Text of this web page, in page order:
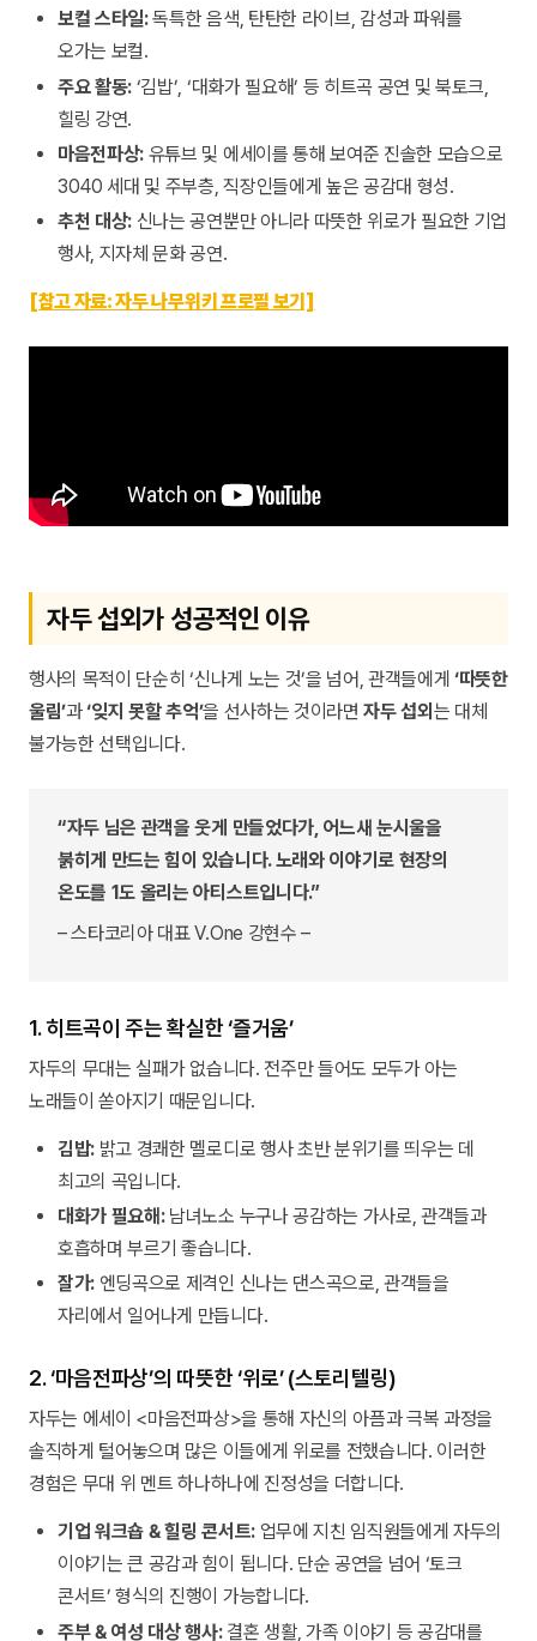
보컬 스타일:독특한 음색, 탄탄한 라이브, 감성과 파워를
오가는 보컬.
주요 활동: ‘김밥’, ‘대화가 필요해’ 등 히트곡 공연 및 북토크,
힐링 강연.
마음전파상: 유튜브 및 에세이를 통해 보여준 진솔한 모습으로
3040 세대 및 주부층, 직장인들에게 높은 공감대 형성.
추천 대상: 신나는 공연뿐만 아니라 따뜻한 위로가 필요한 기업
행사, 지자체 문화 공연.
[참고 자료: 자두 나무위키 프로필 보기]
자두 섭외가 성공적인 이유
행사의 목적이 단순히 ‘신나게 노는 것’을 넘어, 관객들에게‘따뜻한
울림’과‘잊지 못할 추억’을 선사하는 것이라면자두 섭외 는 대체
불가능한 선택입니다.
“자두 님은 관객을 웃게 만들었다가, 어느새 눈시울을
붉히게 만드는 힘이 있습니다. 노래와 이야기로 현장의
온도를 1도 올리는 아티스트입니다.”
– 스타코리아 대표 V.One 강현수 –
1. 히트곡이 주는 확실한 ‘즐거움’
자두의 무대는 실패가 없습니다. 전주만 들어도 모두가 아는
노래들이 쏟아지기 때문입니다.
김밥: 밝고 경쾌한 멜로디로 행사 초반 분위기를 띄우는 데
최고의 곡입니다.
대화가 필요해:남녀노소 누구나 공감하는 가사로, 관객들과
호흡하며 부르기 좋습니다.
잘가: 엔딩곡으로 제격인 신나는 댄스곡으로, 관객들을
자리에서 일어나게 만듭니다.
2. ‘마음전파상’의 따뜻한 ‘위로’ (스토리텔링)
자두는 에세이 <마음전파상>을 통해 자신의 아픔과 극복 과정을
솔직하게 털어놓으며 많은 이들에게 위로를 전했습니다. 이러한
경험은 무대 위 멘트 하나하나에 진정성을 더합니다.
기업 워크숍 & 힐링 콘서트:업무에 지친 임직원들에게 자두의
이야기는 큰 공감과 힘이 됩니다. 단순 공연을 넘어 ‘토크
콘서트’ 형식의 진행이 가능합니다.
주부 & 여성 대상 행사:결혼 생활, 가족 이야기 등 공감대를